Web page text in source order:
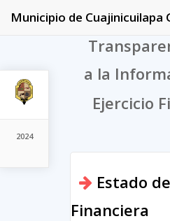
2024
Municipio de Cuajinicuilapa
a la
Ejercicio
Estado
Financiera